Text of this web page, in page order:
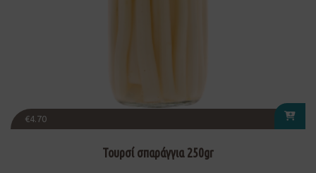
€4.70
Τουρσί σπαράγγια 250gr